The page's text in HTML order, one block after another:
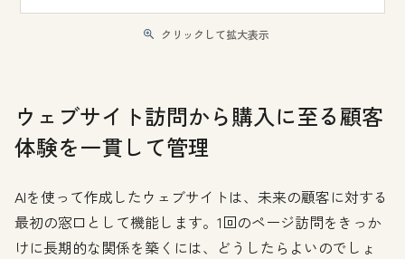
クリックして拡大表示
ウェブサイト訪問から購入に至る顧客
体験を一貫して管理
AIを使って作成したウェブサイトは、未来の顧客に対する
最初の窓口として機能します。1回のページ訪問をきっか
けに長期的な関係を築くには、どうしたらよいのでしょ